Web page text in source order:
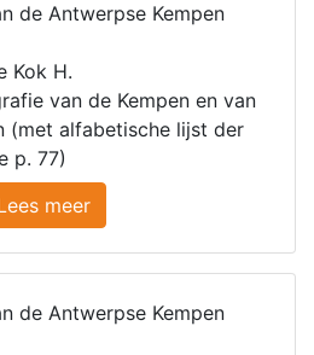
de Antwerpse Kempen
Kok H.
van de Kempen en van
(met alfabetische lijst der
p. 77)
meer
de Antwerpse Kempen